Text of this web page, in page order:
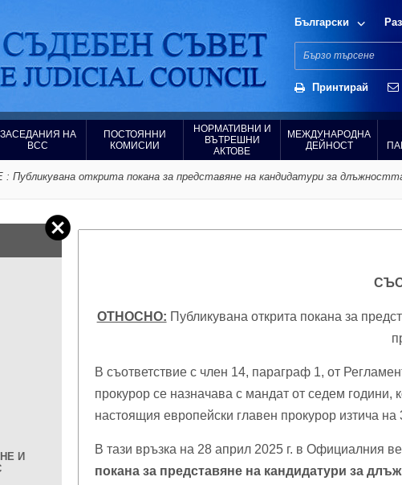
Български
Принтирай
ЗАСЕДАНИЯ НА
ВСС
ПОСТОЯННИ
КОМИСИИ
НОРМАТИВНИ И
ВЪТРЕШНИ
АКТОВЕ
МЕЖДУНАРОДНА
ДЕЙНОСТ
открита покана за представяне на кандидатури за длъжността
И
ОТНОСНО: Публикувана открита покана за
В съответствие с член 14, параграф 1, от
прокурор се назначава с мандат от седем
настоящия европейски главен прокурор изтича на
В тази връзка на 28 април 2025 г. в Официалния
покана за представяне на кандидатури за